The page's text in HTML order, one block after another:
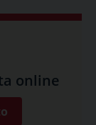
online